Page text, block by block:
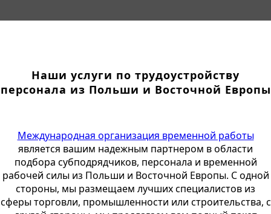
Наши услуги по трудоустройству
персонала из Польши и Восточной Европы
Международная организация временной работы
является вашим надежным партнером в области
подбора субподрядчиков, персонала и временной
рабочей силы из Польши и Восточной Европы. С одной
стороны, мы размещаем лучших специалистов из
сферы торговли, промышленности или строительства, с